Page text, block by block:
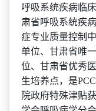
呼吸系统疾病临
肃省呼吸系统疾
症专业质量控制
单位、甘肃省唯
位、甘肃省优秀
生培养点，是
院政府特殊津贴